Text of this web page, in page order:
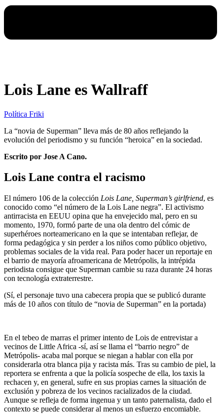
Lois Lane es Wallraff
Política Friki
La “novia de Superman” lleva más de 80 años reflejando la
evolución del periodismo y su función “heroica” en la sociedad.
Escrito por Jose A Cano.
Lois Lane contra el racismo
El número 106 de la colección Lois Lane, Superman’s girlfriend, es
conocido como “el número de la Lois Lane negra”. El activismo
antirracista en EEUU opina que ha envejecido mal, pero en su
momento, 1970, formó parte de una ola dentro del cómic de
superhéroes norteamericano en la que se intentaban reflejar, de
forma pedagógica y sin perder a los niños como público objetivo,
problemas sociales de la vida real. Para poder hacer un reportaje en
el barrio de mayoría afroamericana de Metrópolis, la intrépida
periodista consigue que Superman cambie su raza durante 24 horas
con tecnología extraterrestre.
(Sí, el personaje tuvo una cabecera propia que se publicó durante
más de 10 años con título de “novia de Superman” en la portada)
En el tebeo de marras el primer intento de Lois de entrevistar a
vecinos de Little Africa -sí, así se llama el “barrio negro” de
Metrópolis- acaba mal porque se niegan a hablar con ella por
considerarla otra blanca pija y racista más. Tras su cambio de piel, la
reportera se enfrenta a que la policía sospeche de ella, los taxis la
rechacen y, en general, sufre en sus propias carnes la situación de
exclusión y pobreza de los vecinos racializados de la ciudad.
Aunque se refleja de forma ingenua y un tanto paternalista, dado el
contexto se puede considerar al menos un esfuerzo encomiable.